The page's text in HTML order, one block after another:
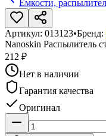
Емкости,
Артикул: 013123•Бренд:
Nanoskin Распылитель
212 ₽
Нет в наличии
Гарантия качества
Оригинал